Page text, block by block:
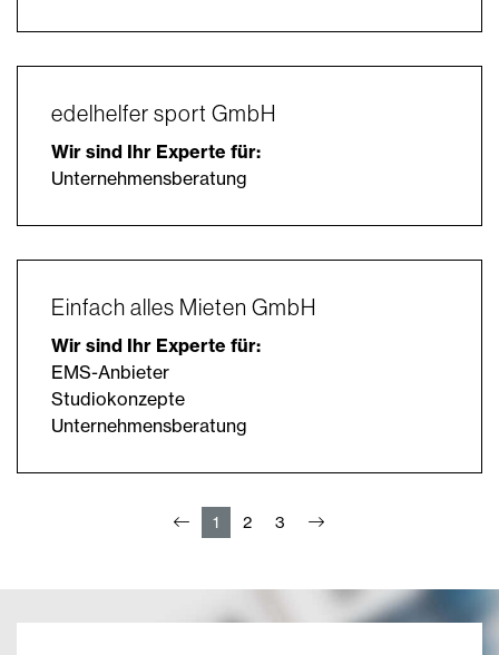
edelhelfer sport GmbH
Wir sind Ihr Experte für:
Unternehmensberatung
Einfach alles Mieten GmbH
Wir sind Ihr Experte für:
EMS-Anbieter
Studiokonzepte
Unternehmensberatung
1 2 3